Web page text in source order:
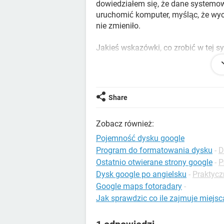
dowiedziałem się, że dane
uruchomić komputer, myśląc, że
nie zmieniło.
Jakieś wskazówki, co zrobić w tej
jest to coś, o co naprawdę muszę
Poza tym, jeśli chodzi o maszyny
a drugi ma 64 GB. Kiedy
maszyny wirtualne nie zajmują
systemowe są wyszarzone i nie
Share
Zobacz również:
Pojemność dysku google
Program do formatowania dysku -
Ostatnio otwierane strony google -
Dysk google po angielsku -
Google maps fotoradary -
Jak sprawdzic co ile zajmuje